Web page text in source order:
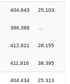
404,643
396,388
412,621
411,816
25.103
28.155
38.395
404,434 25.313